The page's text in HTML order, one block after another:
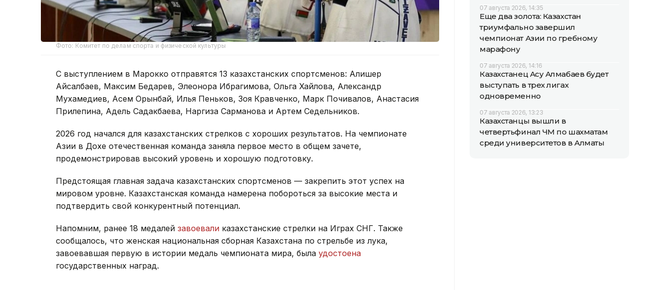
Фото: Комитет по делам спорта и физической культуры
С выступлением в Марокко отправятся 13 казахстанских спортсменов: Алишер
Айсалбаев, Максим Бедарев, Элеонора Ибрагимова, Ольга Хайлова, Александр
Мухамедиев, Асем Орынбай, Илья Пеньков, Зоя Кравченко, Марк Почивалов, Анастасия
Прилепина, Адель Садакбаева, Наргиза Сарманова и Артем Седельников.
2026 год начался для казахстанских стрелков с хороших результатов. На чемпионате
Азии в Дохе отечественная команда заняла первое место в общем зачете,
продемонстрировав высокий уровень и хорошую подготовку.
Предстоящая главная задача казахстанских спортсменов — закрепить этот успех на
мировом уровне. Казахстанская команда намерена побороться за высокие места и
подтвердить свой конкурентный потенциал.
Напомним, ранее 18 медалей завоевали казахстанские стрелки на Играх СНГ. Также
сообщалось, что женская национальная сборная Казахстана по стрельбе из лука,
завоевавшая первую в истории медаль чемпионата мира, была удостоена
государственных наград.
07 августа 2026, 14:35
Еще два золота: Казахстан
триумфально завершил
чемпионат Азии по гребному
марафону
07 августа 2026, 14:16
Казахстанец Асу Алмабаев будет
выступать в трех лигах
одновременно
07 августа 2026, 13:23
Казахстанцы вышли в
четвертьфинал ЧМ по шахматам
среди университетов в Алматы